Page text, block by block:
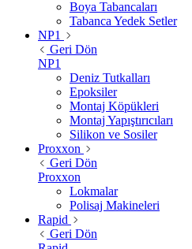
Boya Tabancaları
Tabanca Yedek Setler
NP1
Geri Dön
NP1
Deniz Tutkalları
Epoksiler
Montaj Köpükleri
Montaj Yapıştırıcıları
Silikon ve Sosiler
Proxxon
Geri Dön
Proxxon
Lokmalar
Polisaj Makineleri
Rapid
Geri Dön